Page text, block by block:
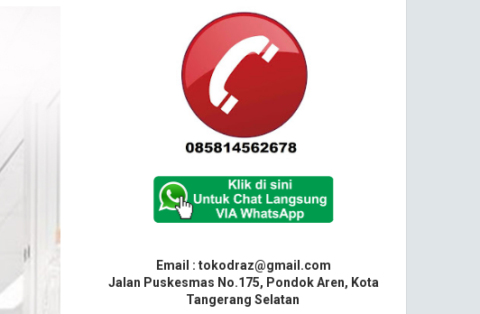
Email : tokodraz@gmail.com
Jalan Puskesmas No.175, Pondok Aren, Kota
Tangerang Selatan